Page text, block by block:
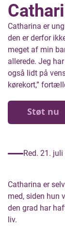
Catharina er
den er derfor
meget af min
allerede. Jeg
også lidt på
kørekort,”
Støt nu
Red. 21. juli
Catharina er
med, siden hun
den grad har
liv.